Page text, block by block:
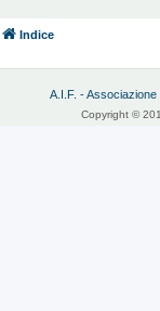
Indice
A.I.F. - Associazione
Copyright ©